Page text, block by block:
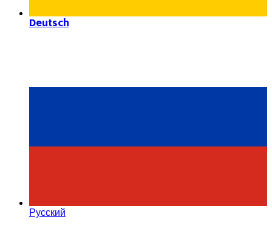
Deutsch
Русский